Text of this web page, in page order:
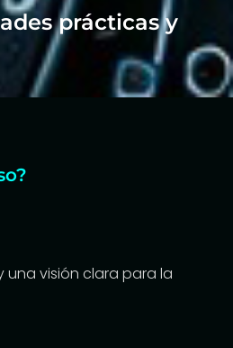
prácticas y
una visión clara para la